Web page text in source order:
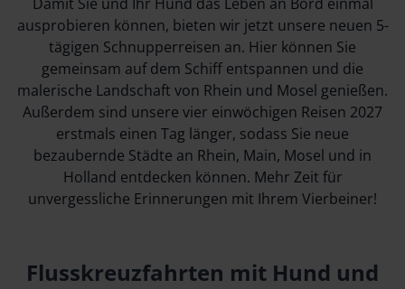
ausprobieren können, bieten wir jetzt unsere neuen 5-
tägigen Schnupperreisen an. Hier können Sie
gemeinsam auf dem Schiff entspannen und die
malerische Landschaft von Rhein und Mosel genießen.
Außerdem sind unsere vier einwöchigen Reisen 2027
erstmals einen Tag länger, sodass Sie neue
bezaubernde Städte an Rhein, Main, Mosel und in
Holland entdecken können. Mehr Zeit für
unvergessliche Erinnerungen mit Ihrem Vierbeiner!
Flusskreuzfahrten mit Hund und